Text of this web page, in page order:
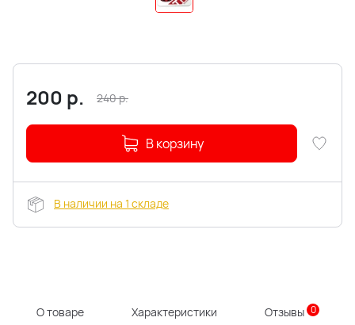
200 р. 240р.
В корзину
В наличии на 1 складе
О товаре Характеристики Отзывы 0